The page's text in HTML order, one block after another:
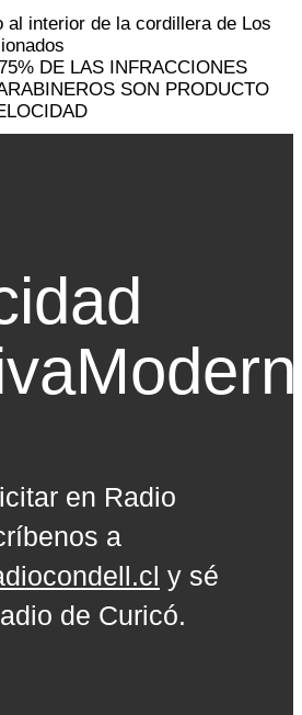
al interior de la cordillera de Los
DE LAS INFRACCIONES
SON PRODUCTO
en Radio
a
y sé
de Curicó.